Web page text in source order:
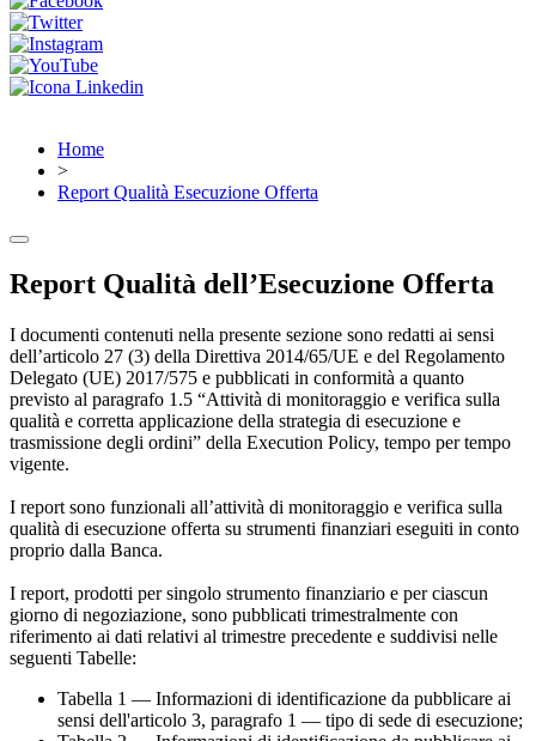
Home
>
Report Qualità Esecuzione Offerta
Report Qualità dell’Esecuzione Offerta
I documenti contenuti nella presente sezione sono redatti ai sensi
dell’articolo 27 (3) della Direttiva 2014/65/UE e del Regolamento
Delegato (UE) 2017/575 e pubblicati in conformità a quanto
previsto al paragrafo 1.5 “Attività di monitoraggio e verifica sulla
qualità e corretta applicazione della strategia di esecuzione e
trasmissione degli ordini” della Execution Policy, tempo per tempo
vigente.
I report sono funzionali all’attività di monitoraggio e verifica sulla
qualità di esecuzione offerta su strumenti finanziari eseguiti in conto
proprio dalla Banca.
I report, prodotti per singolo strumento finanziario e per ciascun
giorno di negoziazione, sono pubblicati trimestralmente con
riferimento ai dati relativi al trimestre precedente e suddivisi nelle
seguenti Tabelle:
Tabella 1 — Informazioni di identificazione da pubblicare ai
sensi dell'articolo 3, paragrafo 1 — tipo di sede di esecuzione;